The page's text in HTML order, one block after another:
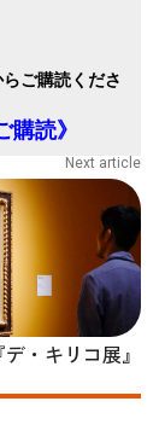
ご購読くださ
購読》
Next article
『デ・キリコ展』